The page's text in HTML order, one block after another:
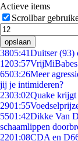
Actieve items
Scrollbar
opslaan
3805:41Duitser (93)
1203:57
6503:26Meer
jij je intimideren?
2303:02Quake krijgt
2901:55
5501:42Dikke Van
schaamlippen
2201:08CDA en